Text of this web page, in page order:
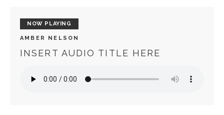
NOW PLAYING
AMBER NELSON
INSERT AUDIO TITLE HERE